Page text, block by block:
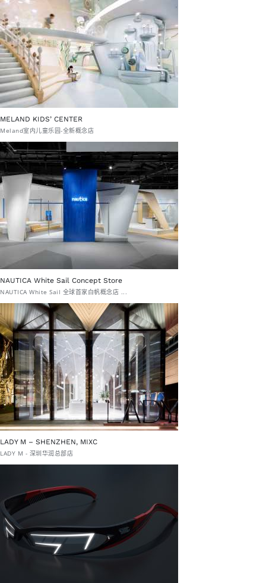
MELAND KIDS’ CENTER
Meland室内儿童乐园-全新概念店
NAUTICA White Sail Concept Store
NAUTICA White Sail 全球首家白帆概念店 ...
LADY M – SHENZHEN, MIXC
LADY M - 深圳华润总部店